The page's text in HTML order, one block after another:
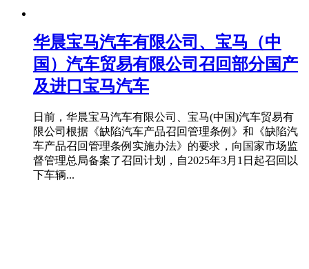
华晨宝马汽车有限公司、宝马（中
国）汽车贸易有限公司召回部分国产
及进口宝马汽车
日前，华晨宝马汽车有限公司、宝马(中国)汽车贸易有
限公司根据《缺陷汽车产品召回管理条例》和《缺陷汽
车产品召回管理条例实施办法》的要求，向国家市场监
督管理总局备案了召回计划，自2025年3月1日起召回以
下车辆...